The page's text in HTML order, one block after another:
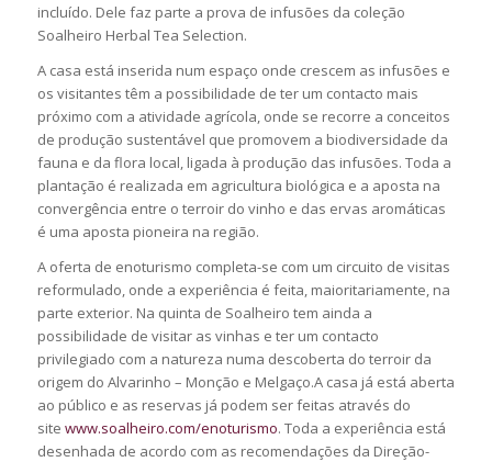
incluído. Dele faz parte a prova de infusões da coleção
Soalheiro Herbal Tea Selection.
A casa está inserida num espaço onde crescem as infusões e
os visitantes têm a possibilidade de ter um contacto mais
próximo com a atividade agrícola, onde se recorre a conceitos
de produção sustentável que promovem a biodiversidade da
fauna e da flora local, ligada à produção das infusões. Toda a
plantação é realizada em agricultura biológica e a aposta na
convergência entre o terroir do vinho e das ervas aromáticas
é uma aposta pioneira na região.
A oferta de enoturismo completa-se com um circuito de visitas
reformulado, onde a experiência é feita, maioritariamente, na
parte exterior. Na quinta de Soalheiro tem ainda a
possibilidade de visitar as vinhas e ter um contacto
privilegiado com a natureza numa descoberta do terroir da
origem do Alvarinho – Monção e Melgaço.A casa já está aberta
ao público e as reservas já podem ser feitas através do
site www.soalheiro.com/enoturismo. Toda a experiência está
desenhada de acordo com as recomendações da Direção-